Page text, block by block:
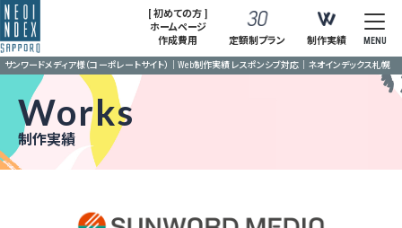
[ 初めての方 ]
ホームページ
作成費用
定額制プラン 制作実績 MENU
サンワードメディア様（コーポレートサイト）｜Web制作実績 レスポンシブ対応｜ネオインデックス札幌
Works
制作実績